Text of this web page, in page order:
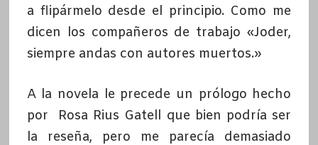
a flipármelo desde el principio. Como me
dicen los compañeros de trabajo «Joder,
siempre andas con autores muertos.»
A la novela le precede un prólogo hecho
por Rosa Rius Gatell que bien podría ser
la reseña, pero me parecía demasiado